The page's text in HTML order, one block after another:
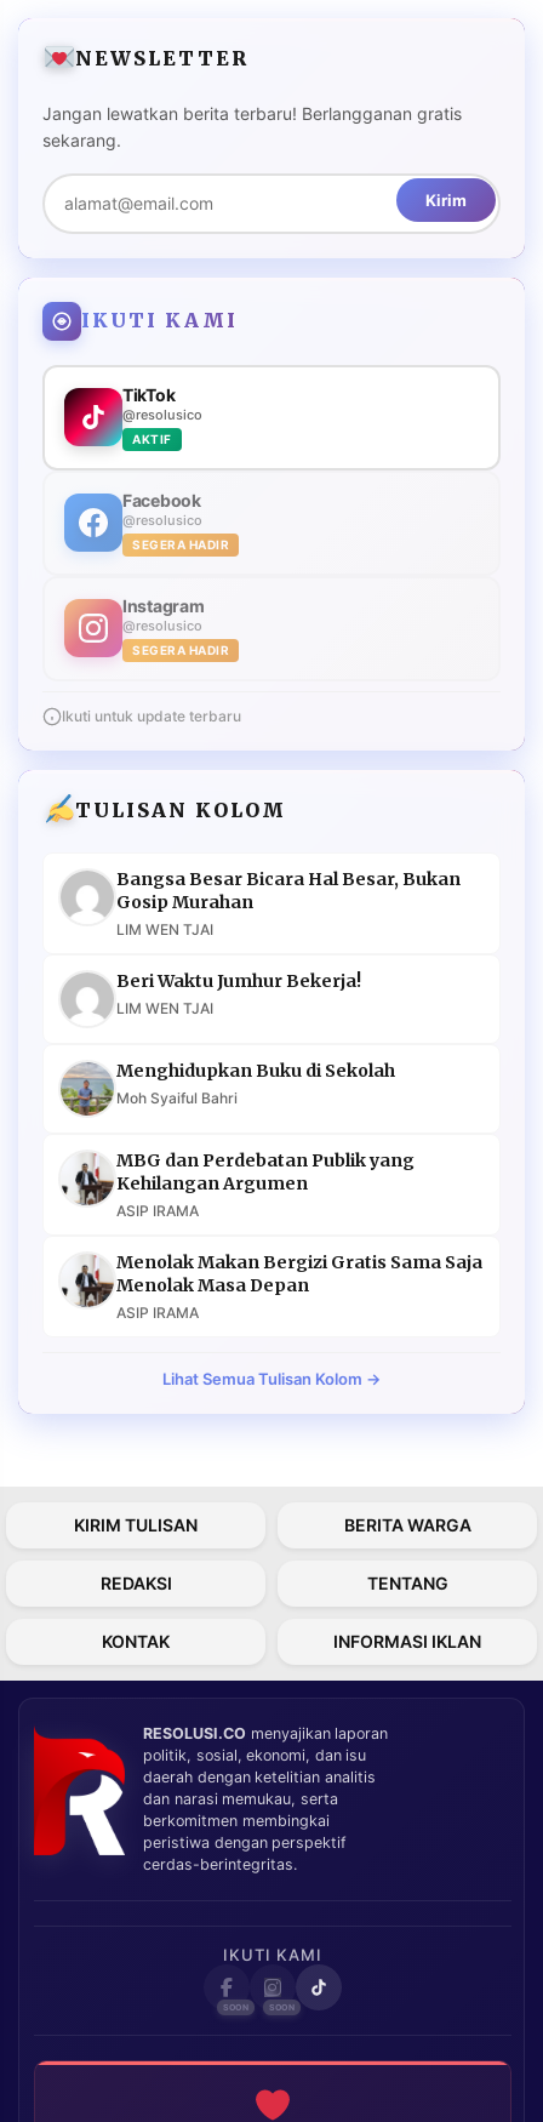
NEWSLETTER
Jangan lewatkan berita terbaru! Berlangganan gratis
sekarang.
Kirim
IKUTI KAMI
TikTok
@resolusico
AKTIF
Facebook
@resolusico
SEGERA HADIR
Instagram
@resolusico
SEGERA HADIR
Ikuti untuk update terbaru
TULISAN KOLOM
Bangsa Besar Bicara Hal Besar, Bukan
Gosip Murahan
LIM WEN TJAI
Beri Waktu Jumhur Bekerja!
LIM WEN TJAI
Menghidupkan Buku di Sekolah
Moh Syaiful Bahri
MBG dan Perdebatan Publik yang
Kehilangan Argumen
ASIP IRAMA
Menolak Makan Bergizi Gratis Sama Saja
Menolak Masa Depan
ASIP IRAMA
Lihat Semua Tulisan Kolom →
KIRIM TULISAN BERITA WARGA
REDAKSI TENTANG
KONTAK INFORMASI IKLAN
RESOLUSI.CO menyajikan laporan
politik, sosial, ekonomi, dan isu
daerah dengan ketelitian analitis
dan narasi memukau, serta
berkomitmen membingkai
peristiwa dengan perspektif
cerdas-berintegritas.
IKUTI KAMI